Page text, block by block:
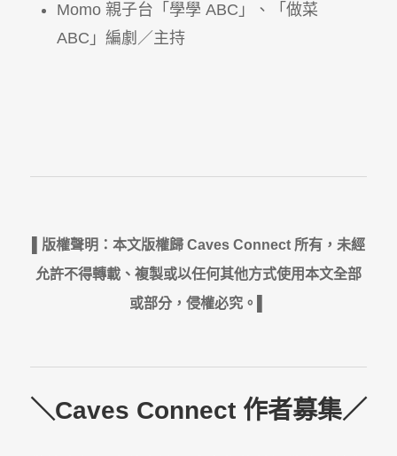
Momo 親子台「學學 ABC」、「做菜
ABC」編劇／主持
▌版權聲明：本文版權歸 Caves Connect 所有，未經
允許不得轉載、複製或以任何其他方式使用本文全部
或部分，侵權必究。▌
＼Caves Connect 作者募集／